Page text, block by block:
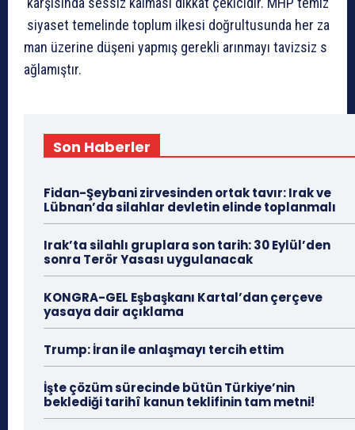
siyaset temelinde toplum ilkesi doğrultusunda her za
man üzerine düşeni yapmış gerekli arınmayı tavizsiz s
ağlamıştır.
Son Haberler
Fidan-Şeybani zirvesinden ortak tavır: Irak ve
Lübnan’da silahlar devletin elinde toplanmalı
Irak’ta silahlı gruplara son tarih: 30 Eylül’den
sonra Terör Yasası uygulanacak
KONGRA-GEL Eşbaşkanı Kartal’dan çerçeve
yasaya dair açıklama
Trump: İran ile anlaşmayı tercih ettim
İşte çözüm sürecinde bütün Türkiye’nin
beklediği tarihî kanun teklifinin tam metni!